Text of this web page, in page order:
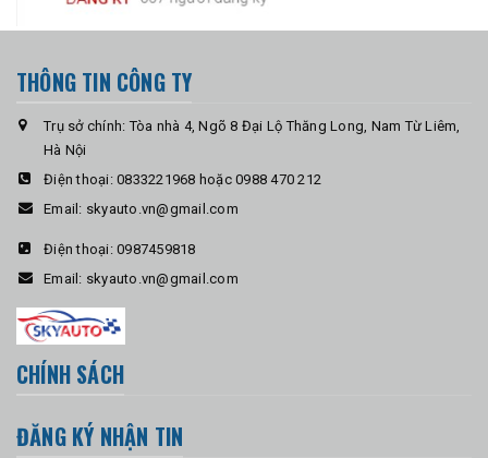
THÔNG TIN CÔNG TY
Trụ sở chính: Tòa nhà 4, Ngõ 8 Đại Lộ Thăng Long, Nam Từ Liêm,
Hà Nội
Điện thoại: 0833221968 hoặc 0988 470 212
Email: skyauto.vn@gmail.com
Điện thoại: 0987459818
Email: skyauto.vn@gmail.com
CHÍNH SÁCH
ĐĂNG KÝ NHẬN TIN